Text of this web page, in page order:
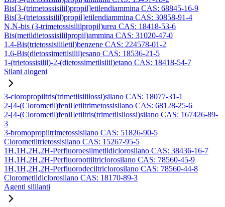
Bis[3-(trimetossisilil)propil]etilendiammina CAS: 68845-16-9
Bis[3-(trietossisilil)propil]etilendiammina CAS: 30858-91-4
N,N-bis (3-trimetossisililpropil)urea CAS: 18418-53-6
Bis(metildietossisililpropil)ammina CAS: 31020-47-0
1,4-Bis(trietossisililetil)benzene CAS: 224578-01-2
1,6-Bis(dietossimetilsilil)esano CAS: 18536-21-5
1-(trietossisilil)-2-(dietossimetilsilil)etano CAS: 18418-54-7
Silani alogeni
3-cloropropiltris(trimetilsililossi)silano CAS: 18077-31-1
2-[4-(Clorometil)fenil]etiltrimetossisilano CAS: 68128-25-6
2-[4-(Clorometil)fenil]etiltris(trimetilsilossi)silano CAS: 167426-89-
3
3-bromopropiltrimetossisilano CAS: 51826-90-5
Clorometiltrietossisilano CAS: 15267-95-5
1H,1H,2H,2H-Perfluoroesilmetildiclorosilano CAS: 38436-16-7
1H,1H,2H,2H-Perfluoroottiltriclorosilano CAS: 78560-45-9
1H,1H,2H,2H-Perfluorodeciltriclorosilano CAS: 78560-44-8
Clorometildiclorosilano CAS: 18170-89-3
Agenti sililanti